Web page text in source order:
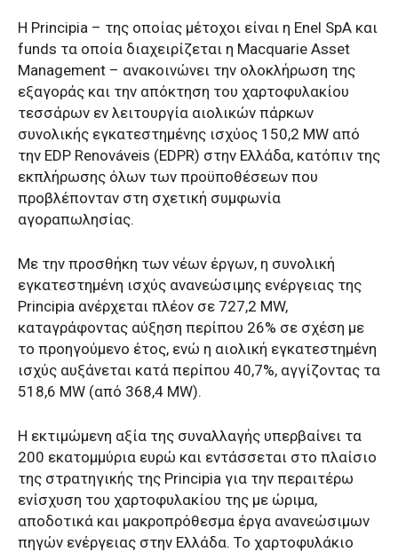
Η Principia – της οποίας μέτοχοι είναι η Enel SpA και
funds τα οποία διαχειρίζεται η Macquarie Asset
Management – ανακοινώνει την ολοκλήρωση της
εξαγοράς και την απόκτηση του χαρτοφυλακίου
τεσσάρων εν λειτουργία αιολικών πάρκων
συνολικής εγκατεστημένης ισχύος 150,2 MW από
την EDP Renováveis (EDPR) στην Ελλάδα, κατόπιν της
εκπλήρωσης όλων των προϋποθέσεων που
προβλέπονταν στη σχετική συμφωνία
αγοραπωλησίας.
Με την προσθήκη των νέων έργων, η συνολική
εγκατεστημένη ισχύς ανανεώσιμης ενέργειας της
Principia ανέρχεται πλέον σε 727,2 MW,
καταγράφοντας αύξηση περίπου 26% σε σχέση με
το προηγούμενο έτος, ενώ η αιολική εγκατεστημένη
ισχύς αυξάνεται κατά περίπου 40,7%, αγγίζοντας τα
518,6 MW (από 368,4 MW).
Η εκτιμώμενη αξία της συναλλαγής υπερβαίνει τα
200 εκατομμύρια ευρώ και εντάσσεται στο πλαίσιο
της στρατηγικής της Principia για την περαιτέρω
ενίσχυση του χαρτοφυλακίου της με ώριμα,
αποδοτικά και μακροπρόθεσμα έργα ανανεώσιμων
πηγών ενέργειας στην Ελλάδα. Το χαρτοφυλάκιο